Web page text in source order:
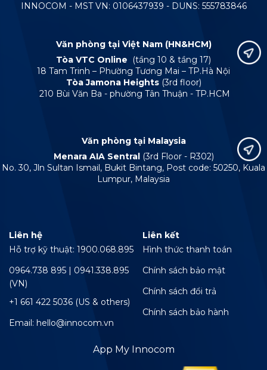
INNOCOM - MST VN: 0106437939 - DUNS: 555783846
Văn phòng tại Việt Nam (HN&HCM)
Tòa VTC Online
(tầng 10 & tầng 17)
18 Tam Trinh – Phường Tương Mai – TP.Hà Nội
Tòa Jamona Heights (3rd floor)
210 Bùi Văn Ba - phường Tân Thuận - TP.HCM
Văn phòng tại Malaysia
Menara AIA Sentral (3rd Floor - R302)
No. 30, Jln Sultan Ismail, Bukit Bintang, Post code: 50250, Kuala
Lumpur, Malaysia
Liên hệ
Hỗ trợ kỹ thuật: 1900.068.895
0964.738 895 | 0941.338.895
(VN)
+1 661 422 5036 (US & others)
Email: hello@innocom.vn
Liên kết
Hình thức thanh toán
Chính sách bảo mật
Chính sách đổi trả
Chính sách bảo hành
App My Innocom